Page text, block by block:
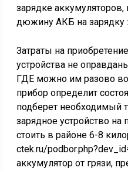
зарядке
дюжину АКБ на зарядку
Затраты на
устройства не
ГДЕ можно им разово
прибор определит
подберет необходимый
зарядное устройство на
стоить в районе 6-8
ctek.ru/
аккумулятор от грязи,